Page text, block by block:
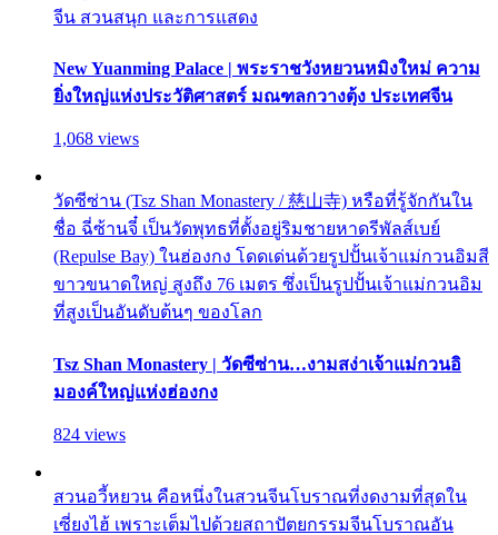
จีน สวนสนุก และการแสดง
New Yuanming Palace | พระราชวังหยวนหมิงใหม่ ความ
ยิ่งใหญ่แห่งประวัติศาสตร์ มณฑลกวางตุ้ง ประเทศจีน
1,068 views
วัดซีซ่าน (Tsz Shan Monastery / 慈山寺) หรือที่รู้จักกันใน
ชื่อ ฉี่ซ้านจี๋ เป็นวัดพุทธที่ตั้งอยู่ริมชายหาดรีพัลส์เบย์
(Repulse Bay) ในฮ่องกง โดดเด่นด้วยรูปปั้นเจ้าแม่กวนอิมสี
ขาวขนาดใหญ่ สูงถึง 76 เมตร ซึ่งเป็นรูปปั้นเจ้าแม่กวนอิม
ที่สูงเป็นอันดับต้นๆ ของโลก
Tsz Shan Monastery | วัดซีซ่าน…งามสง่าเจ้าแม่กวนอิ
มองค์ใหญ่แห่งฮ่องกง
824 views
สวนอวี้หยวน คือหนึ่งในสวนจีนโบราณที่งดงามที่สุดใน
เซี่ยงไฮ้ เพราะเต็มไปด้วยสถาปัตยกรรมจีนโบราณอัน